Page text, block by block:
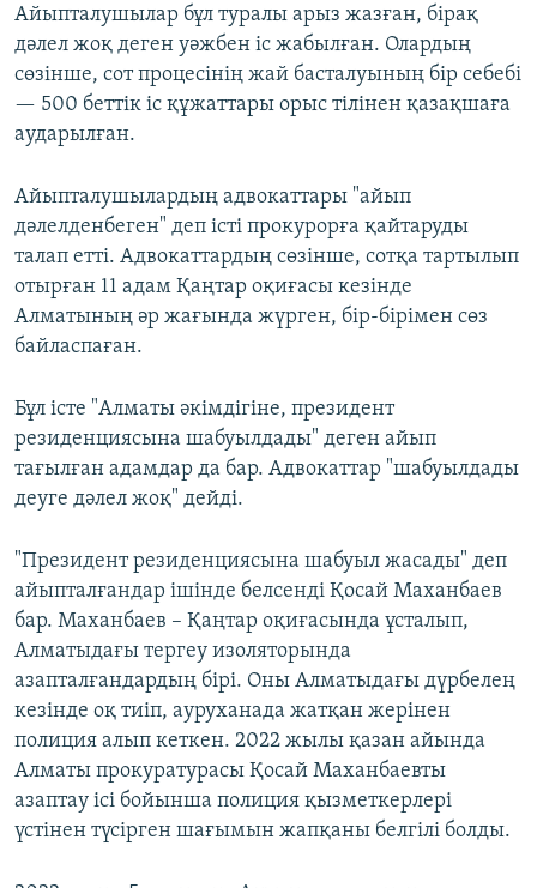
Айыпталушылар бұл туралы арыз жазған, бірақ
дәлел жоқ деген уәжбен іс жабылған. Олардың
сөзінше, сот процесінің жай басталуының бір себебі
— 500 беттік іс құжаттары орыс тілінен қазақшаға
аударылған.
Айыпталушылардың адвокаттары "айып
дәлелденбеген" деп істі прокурорға қайтаруды
талап етті. Адвокаттардың сөзінше, сотқа тартылып
отырған 11 адам Қаңтар оқиғасы кезінде
Алматының әр жағында жүрген, бір-бірімен сөз
байласпаған.
Бұл істе "Алматы әкімдігіне, президент
резиденциясына шабуылдады" деген айып
тағылған адамдар да бар. Адвокаттар "шабуылдады
деуге дәлел жоқ" дейді.
"Президент резиденциясына шабуыл жасады" деп
айыпталғандар ішінде белсенді Қосай Маханбаев
бар. Маханбаев – Қаңтар оқиғасында ұсталып,
Алматыдағы тергеу изоляторында
азапталғандардың бірі. Оны Алматыдағы дүрбелең
кезінде оқ тиіп, ауруханада жатқан жерінен
полиция алып кеткен. 2022 жылы қазан айында
Алматы прокуратурасы Қосай Маханбаевты
азаптау ісі бойынша полиция қызметкерлері
үстінен түсірген шағымын жапқаны белгілі болды.